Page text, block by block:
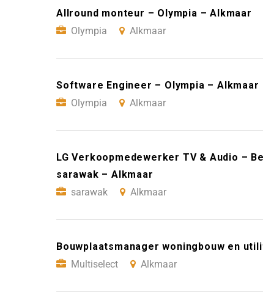
Allround monteur – Olympia – Alkmaar
Olympia
Alkmaar
Software Engineer – Olympia – Alkmaar
Olympia
Alkmaar
LG Verkoopmedewerker TV & Audio –
sarawak – Alkmaar
sarawak
Alkmaar
Bouwplaatsmanager woningbouw en
Multiselect
Alkmaar